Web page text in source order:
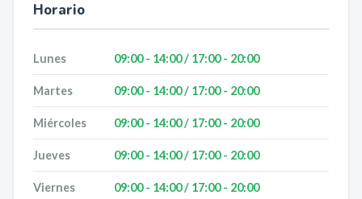
Horario
Lunes 09:00 - 14:00 / 17:00 - 20:00
Martes 09:00 - 14:00 / 17:00 - 20:00
Miércoles 09:00 - 14:00 / 17:00 - 20:00
Jueves 09:00 - 14:00 / 17:00 - 20:00
Viernes 09:00 - 14:00 / 17:00 - 20:00